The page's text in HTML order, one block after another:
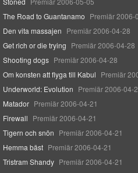
The Road to Guantanamo Premiär 2006-
Den vita massajen Premiär 2006-04-28
Get rich or die trying Premiär 2006-04-28
Shooting dogs Premiär 2006-04-28
Om konsten att flyga till Kabul Premiär
Underworld: Evolution Premiär 2006-04-
Matador Premiär 2006-04-21
Firewall Premiär 2006-04-21
Tigern och snön Premiär 2006-04-21
Hemma bäst Premiär 2006-04-21
Tristram Shandy Premiär 2006-04-21